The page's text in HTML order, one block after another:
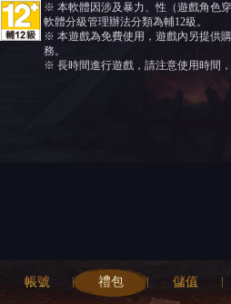
※ 本軟體因涉及暴力、性（遊戲角色
軟體分級管理辦法分類為輔12級。
※ 本遊戲為免費使用，遊戲內另提供
務。
※ 長時間進行遊戲，請注意使用時間，
帳號 禮包 儲值